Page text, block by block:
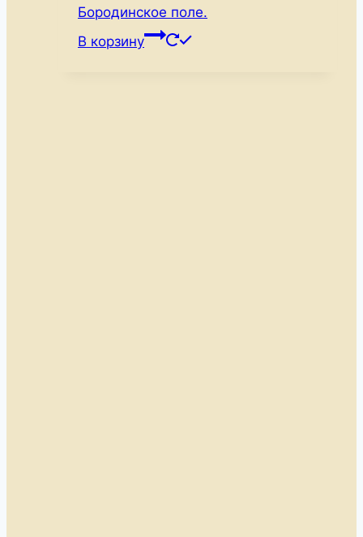
составляла
530 ₽.
440 ₽.
Бородинское поле.
В корзину